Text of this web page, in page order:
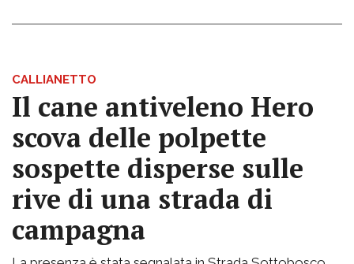
CALLIANETTO
Il cane antiveleno Hero
scova delle polpette
sospette disperse sulle
rive di una strada di
campagna